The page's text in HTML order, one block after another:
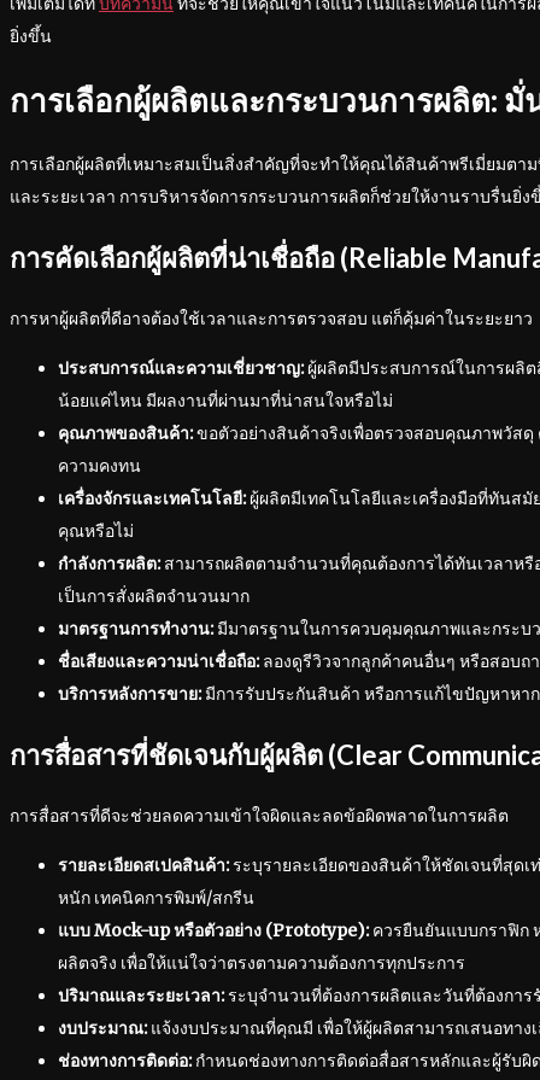
ยิ่งขึ้น
การเลือกผู้ผลิตและกระบวนการผลิต:
การเลือกผู้ผลิตที่เหมาะสมเป็นสิ่งสำคัญที่จะทำให้คุณได้สินค้าพรีเมี่ยมตา
และระยะเวลา การบริหารจัดการกระบวนการผลิตก็ช่วยให้งานราบรื่นยิ่ง
การคัดเลือกผู้ผลิตที่น่าเชื่อถือ (Reliable
การหาผู้ผลิตที่ดีอาจต้องใช้เวลาและการตรวจสอบ แต่ก็คุ้มค่าในระยะยาว
ประสบการณ์และความเชี่ยวชาญ:ผู้ผลิตมีประสบการณ์ในการผลิ
น้อยแค่ไหน มีผลงานที่ผ่านมาที่น่าสนใจหรือไม่
คุณภาพของสินค้า:ขอตัวอย่างสินค้าจริงเพื่อตรวจสอบคุณภาพวัส
ความคงทน
เครื่องจักรและเทคโนโลยี:ผู้ผลิตมีเทคโนโลยีและเครื่องมือที่ทันสมั
คุณหรือไม่
กำลังการผลิต:สามารถผลิตตามจำนวนที่คุณต้องการได้ทันเวลาหรื
เป็นการสั่งผลิตจำนวนมาก
มาตรฐานการทำงาน:มีมาตรฐานในการควบคุมคุณภาพและกระบ
ชื่อเสียงและความน่าเชื่อถือ:ลองดูรีวิวจากลูกค้าคนอื่นๆ หรือสอบถ
บริการหลังการขาย:มีการรับประกันสินค้า หรือการแก้ไขปัญหาหา
การสื่อสารที่ชัดเจนกับผู้ผลิต (Clear
การสื่อสารที่ดีจะช่วยลดความเข้าใจผิดและลดข้อผิดพลาดในการผลิต
รายละเอียดสเปคสินค้า:ระบุรายละเอียดของสินค้าให้ชัดเจนที่สุด
หนัก เทคนิคการพิมพ์/สกรีน
แบบ Mock-up หรือตัวอย่าง (Prototype):ควรยืนยันแบบกราฟิก
ผลิตจริง เพื่อให้แน่ใจว่าตรงตามความต้องการทุกประการ
ปริมาณและระยะเวลา:ระบุจำนวนที่ต้องการผลิตและวันที่ต้องกา
งบประมาณ:แจ้งงบประมาณที่คุณมี เพื่อให้ผู้ผลิตสามารถเสนอทาง
ช่องทางการติดต่อ:กำหนดช่องทางการติดต่อสื่อสารหลักและผู้รับผิ